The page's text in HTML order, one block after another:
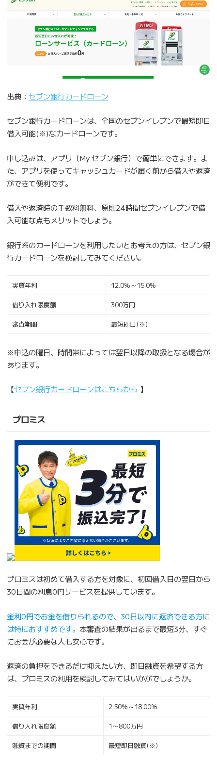
出典： セブン銀行カードローン
セブン銀行カードローンは、全国のセブンイレブンで最短即日
借入可能(※)なカードローンです。
申し込みは、アプリ（My セブン銀行）で簡単にできます。ま
た、アプリを使ってキャッシュカードが届く前から借入や返済
ができて便利です。
借入や返済時の手数料無料、原則24時間セブンイレブンで借
入可能な点もメリットでしょう。
銀行系のカードローンを利用したいとお考えの方は、セブン銀
行カードローンを検討してみてください。
実質年利 12.0%～15.0%
借り入れ限度額 300万円
審査期間 最短即日(※)
※申込の曜日、時間帯によっては翌日以降の取扱となる場合が
あります。
【セブン銀行カードローンはこちらから 】
プロミス
プロミスは初めて借入する方を対象に、初回借入日の翌日から
30日間の利息0円サービスを提供しています。
金利0円でお金を借りられるので、30日以内に返済できる方に
は特におすすめです。 本審査の結果が出るまで最短3分、すぐ
にお金が必要な人も安心です。
返済の負担をできるだけ抑えたい方、即日融資を希望する方
は、プロミスの利用を検討してみてはいかがでしょうか。
実質年利 2.50％～18.00％
借り入れ限度額 1〜800万円
融資までの期間 最短即日融資(※)